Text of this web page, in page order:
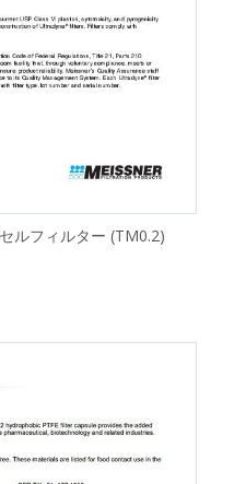
ルフィルター (TM0.2)